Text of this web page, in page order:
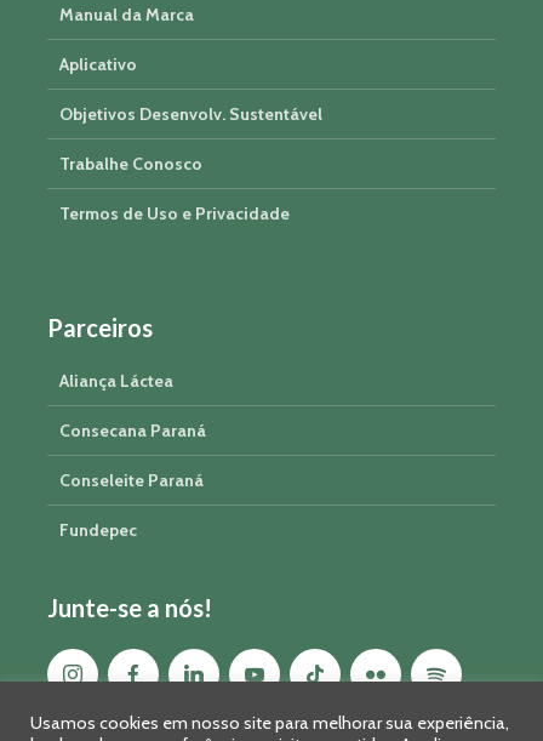
Manual da Marca
Aplicativo
Objetivos Desenvolv. Sustentável
Trabalhe Conosco
Termos de Uso e Privacidade
Parceiros
Aliança Láctea
Consecana Paraná
Conseleite Paraná
Fundepec
Junte-se a nós!
Usamos cookies em nosso site para melhorar sua experiência,